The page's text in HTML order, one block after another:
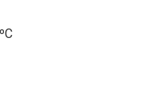
所由於高壓設備和機械
耐火性能使其成為確保
，即使在發生火災時也
此外，低菸無鹵
性，可最大限度地減